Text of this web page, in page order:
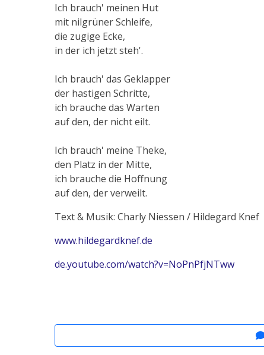
Ich brauch' meinen Hut
mit nilgrüner Schleife,
die zugige Ecke,
in der ich jetzt steh'.
Ich brauch' das Geklapper
der hastigen Schritte,
ich brauche das Warten
auf den, der nicht eilt.
Ich brauch' meine Theke,
den Platz in der Mitte,
ich brauche die Hoffnung
auf den, der verweilt.
Text & Musik: Charly Niessen / Hildegard Knef
www.hildegardknef.de
de.youtube.com/watch?v=NoPnPfjNTww